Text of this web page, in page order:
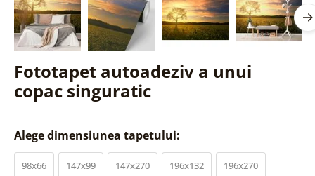
Fototapet autoadeziv a unui
copac singuratic
Alege dimensiunea tapetului:
98x66 147x99 147x270 196x132 196x270